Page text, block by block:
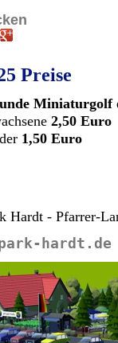
Preise
Miniaturgolf
2,50 Euro
1,50 Euro
Hardt - Pfarrer-
hardt.de